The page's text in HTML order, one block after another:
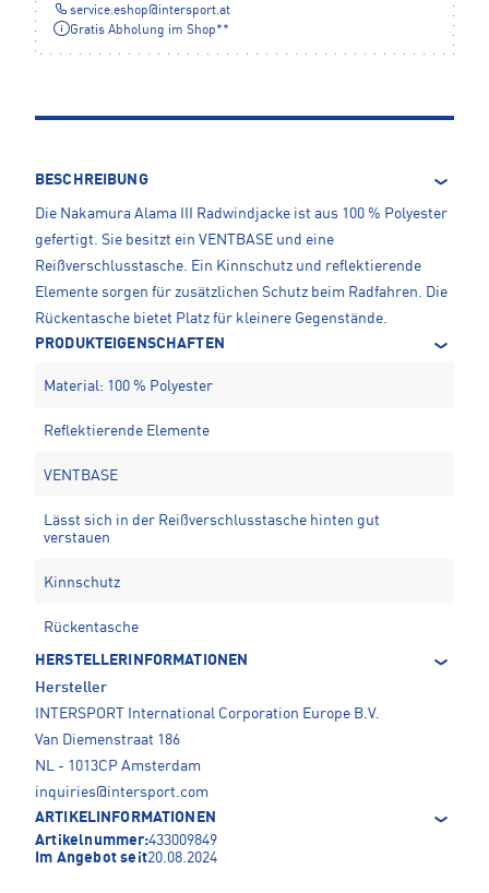
service.eshop@intersport.at
Gratis Abholung im Shop**
BESCHREIBUNG
Die Nakamura Alama III Radwindjacke ist aus 100 % Polyester
gefertigt. Sie besitzt ein VENTBASE und eine
Reißverschlusstasche. Ein Kinnschutz und reflektierende
Elemente sorgen für zusätzlichen Schutz beim Radfahren. Die
Rückentasche bietet Platz für kleinere Gegenstände.
PRODUKTEIGENSCHAFTEN
Material: 100 % Polyester
Reflektierende Elemente
VENTBASE
Lässt sich in der Reißverschlusstasche hinten gut
verstauen
Kinnschutz
Rückentasche
HERSTELLERINFORMATIONEN
Hersteller
INTERSPORT International Corporation Europe B.V.
Van Diemenstraat 186
NL - 1013CP Amsterdam
inquiries@intersport.com
ARTIKELINFORMATIONEN
Artikelnummer:433009849
Im Angebot seit20.08.2024